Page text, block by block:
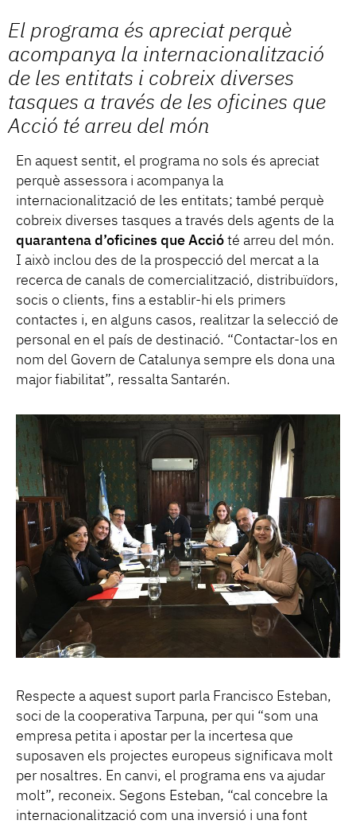
El programa és apreciat perquè
acompanya la internacionalització
de les entitats i cobreix diverses
tasques a través de les oficines que
Acció té arreu del món
En aquest sentit, el programa no sols és apreciat
perquè assessora i acompanya la
internacionalització de les entitats; també perquè
cobreix diverses tasques a través dels agents de la
quarantena d’oficines que Acció té arreu del món.
I això inclou des de la prospecció del mercat a la
recerca de canals de comercialització, distribuïdors,
socis o clients, fins a establir-hi els primers
contactes i, en alguns casos, realitzar la selecció de
personal en el país de destinació. “Contactar-los en
nom del Govern de Catalunya sempre els dona una
major fiabilitat”, ressalta Santarén.
Respecte a aquest suport parla Francisco Esteban,
soci de la cooperativa Tarpuna, per qui “som una
empresa petita i apostar per la incertesa que
suposaven els projectes europeus significava molt
per nosaltres. En canvi, el programa ens va ajudar
molt”, reconeix. Segons Esteban, “cal concebre la
internacionalització com una inversió i una font